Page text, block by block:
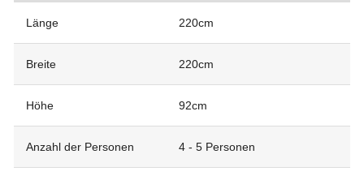
Länge 220cm
Breite 220cm
Höhe 92cm
Anzahl der Personen 4 - 5 Personen